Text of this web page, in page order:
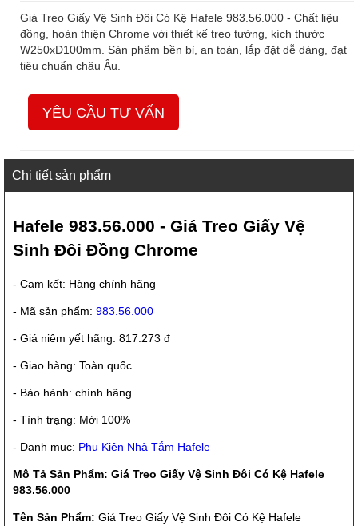
Giá Treo Giấy Vệ Sinh Đôi Có Kệ Hafele 983.56.000 - Chất liệu
đồng, hoàn thiện Chrome với thiết kế treo tường, kích thước
W250xD100mm. Sản phẩm bền bỉ, an toàn, lắp đặt dễ dàng, đạt
tiêu chuẩn châu Âu.
YÊU CẦU TƯ VẤN
Chi tiết sản phẩm
Hafele 983.56.000 - Giá Treo Giấy Vệ
Sinh Đôi Đồng Chrome
- Cam kết: Hàng chính hãng
- Mã sản phẩm: 983.56.000
- Giá niêm yết hãng: 817.273 đ
- Giao hàng: Toàn quốc
- Bảo hành: chính hãng
- Tình trạng: Mới 100%
- Danh mục: Phụ Kiện Nhà Tắm Hafele
Mô Tả Sản Phẩm: Giá Treo Giấy Vệ Sinh Đôi Có Kệ Hafele
983.56.000
Tên Sản Phẩm: Giá Treo Giấy Vệ Sinh Đôi Có Kệ Hafele